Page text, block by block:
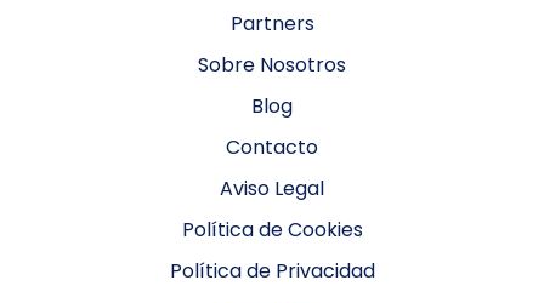
Partners
Sobre Nosotros
Blog
Contacto
Aviso Legal
Política de Cookies
Política de Privacidad